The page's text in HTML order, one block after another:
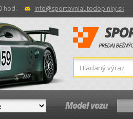
hod. info@sportovniautodoplnky.sk
Model vozu